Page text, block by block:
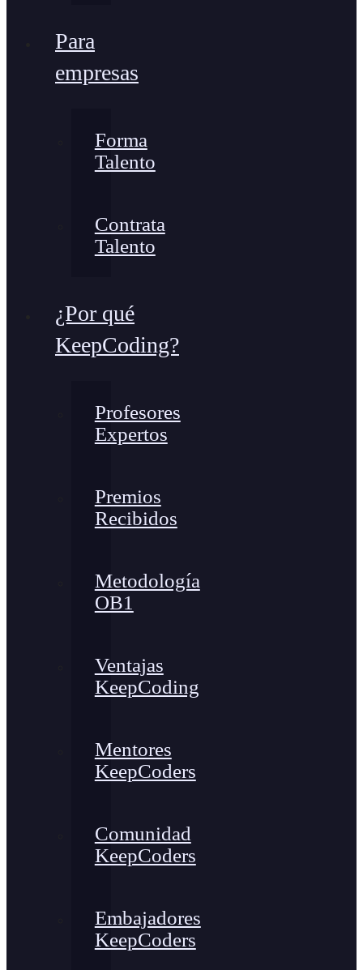
Para
empresas
Forma
Talento
Contrata
Talento
¿Por qué
KeepCoding?
Profesores
Expertos
Premios
Recibidos
Metodología
OB1
Ventajas
KeepCoding
Mentores
KeepCoders
Comunidad
KeepCoders
Embajadores
KeepCoders